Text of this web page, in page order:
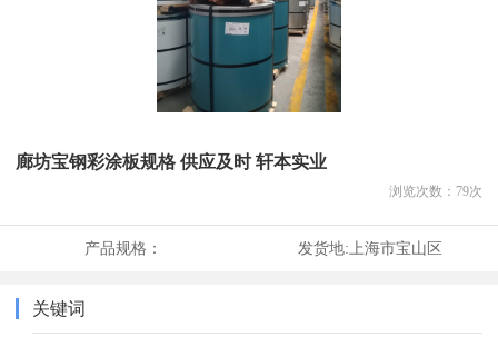
廊坊宝钢彩涂板规格 供应及时 轩本实业
浏览次数： 79次
产品规格： 发货地:上海市宝山区
关键词